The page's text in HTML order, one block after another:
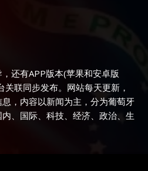
还有APP版本(苹果和安卓版
联同步发布。网站每天更新，
，内容以新闻为主，分为葡萄牙
、国际、科技、经济、政治、生